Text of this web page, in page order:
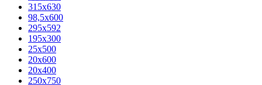
315x630
98,5х600
295x592
195х300
25x500
20х600
20х400
250x750